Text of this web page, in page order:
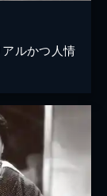
ルかつ人情